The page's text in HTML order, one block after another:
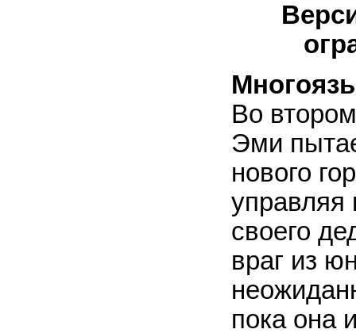
Во
Эми
нового
управляя
своего
враг из
пока она